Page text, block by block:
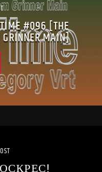
TIME #096 [THE
GRINNER MAIN]